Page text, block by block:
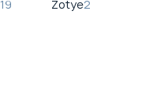
19
Zotye2